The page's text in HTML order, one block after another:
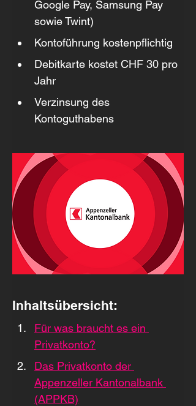
Google Pay, Samsung Pay
sowie Twint)
Kontoführung kostenpflichtig
Debitkarte kostet CHF 30 pro
Jahr
Verzinsung des
Kontoguthabens
Inhaltsübersicht:
Für was braucht es ein
Privatkonto?
Das Privatkonto der
Appenzeller Kantonalbank
(APPKB)